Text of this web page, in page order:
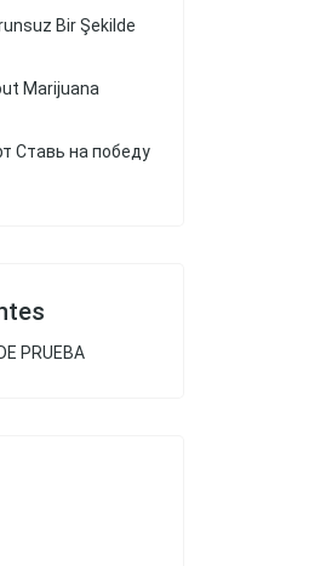
Bir Şekilde
Marijuana
Ставь на победу
PRUEBA